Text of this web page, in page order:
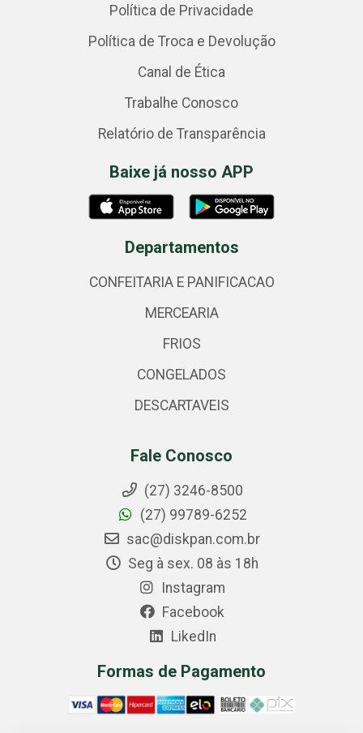
Política de Privacidade
Política de Troca e Devolução
Canal de Ética
Trabalhe Conosco
Relatório de Transparência
Baixe já nosso APP
Departamentos
CONFEITARIA E PANIFICACAO
MERCEARIA
FRIOS
CONGELADOS
DESCARTAVEIS
Fale Conosco
(27) 3246-8500
(27) 99789-6252
sac@diskpan.com.br
Seg à sex. 08 às 18h
Instagram
Facebook
LikedIn
Formas de Pagamento